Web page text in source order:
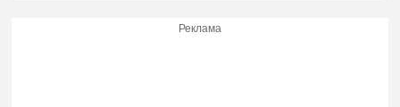
Реклама